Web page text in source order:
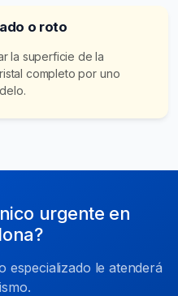
o roto
la superficie de la
completo por uno
urgente en
especializado le atenderá